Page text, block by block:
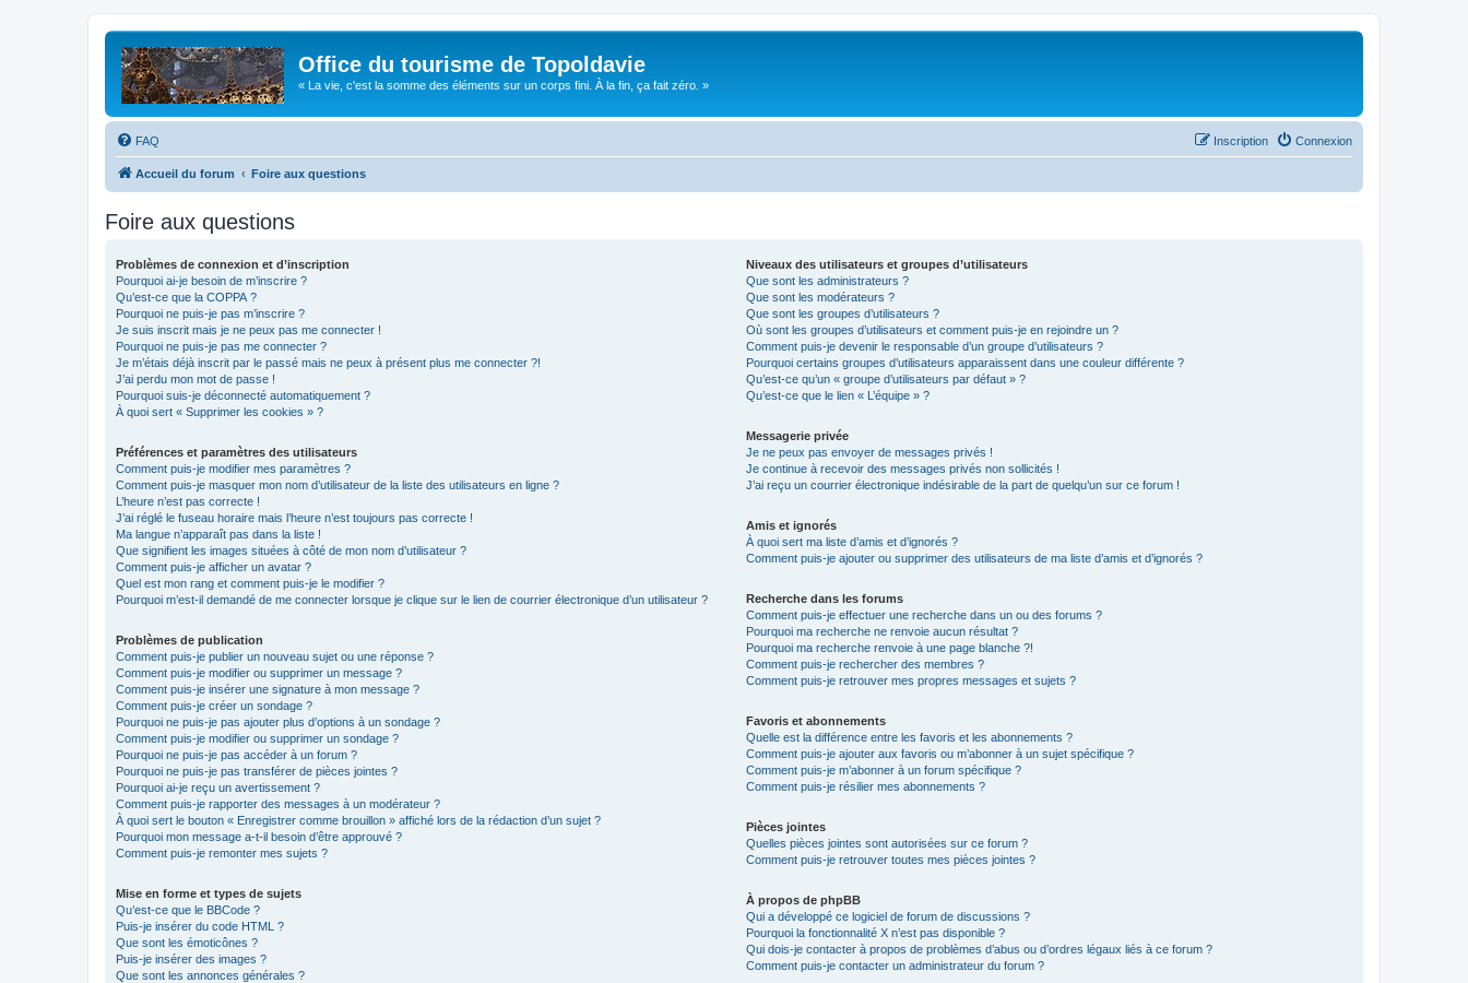
Office du tourisme de Topoldavie
« La vie, c'est la somme des éléments sur un corps fini. À la fin, ça fait zéro. »
FAQ Connexion
Inscription
Accueil du forum Foire aux questions
Foire aux questions
Problèmes de connexion et d’inscription
Pourquoi ai-je besoin de m’inscrire ?
Qu’est-ce que la COPPA ?
Pourquoi ne puis-je pas m’inscrire ?
Je suis inscrit mais je ne peux pas me connecter !
Pourquoi ne puis-je pas me connecter ?
Je m’étais déjà inscrit par le passé mais ne peux à présent plus me connecter ?!
J’ai perdu mon mot de passe !
Pourquoi suis-je déconnecté automatiquement ?
À quoi sert « Supprimer les cookies » ?
Préférences et paramètres des utilisateurs
Comment puis-je modifier mes paramètres ?
Comment puis-je masquer mon nom d’utilisateur de la liste des utilisateurs en ligne ?
L’heure n’est pas correcte !
J’ai réglé le fuseau horaire mais l’heure n’est toujours pas correcte !
Ma langue n’apparaît pas dans la liste !
Que signifient les images situées à côté de mon nom d’utilisateur ?
Comment puis-je afficher un avatar ?
Quel est mon rang et comment puis-je le modifier ?
Pourquoi m’est-il demandé de me connecter lorsque je clique sur le lien de courrier électronique d’un utilisateur ?
Problèmes de publication
Comment puis-je publier un nouveau sujet ou une réponse ?
Comment puis-je modifier ou supprimer un message ?
Comment puis-je insérer une signature à mon message ?
Comment puis-je créer un sondage ?
Pourquoi ne puis-je pas ajouter plus d’options à un sondage ?
Comment puis-je modifier ou supprimer un sondage ?
Pourquoi ne puis-je pas accéder à un forum ?
Pourquoi ne puis-je pas transférer de pièces jointes ?
Pourquoi ai-je reçu un avertissement ?
Comment puis-je rapporter des messages à un modérateur ?
À quoi sert le bouton « Enregistrer comme brouillon » affiché lors de la rédaction d’un sujet ?
Pourquoi mon message a-t-il besoin d’être approuvé ?
Comment puis-je remonter mes sujets ?
Mise en forme et types de sujets
Qu’est-ce que le BBCode ?
Puis-je insérer du code HTML ?
Que sont les émoticônes ?
Puis-je insérer des images ?
Que sont les annonces générales ?
Niveaux des utilisateurs et groupes d’utilisateurs
Que sont les administrateurs ?
Que sont les modérateurs ?
Que sont les groupes d’utilisateurs ?
Où sont les groupes d’utilisateurs et comment puis-je en rejoindre un ?
Comment puis-je devenir le responsable d’un groupe d’utilisateurs ?
Pourquoi certains groupes d’utilisateurs apparaissent dans une couleur différente ?
Qu’est-ce qu’un « groupe d’utilisateurs par défaut » ?
Qu’est-ce que le lien « L’équipe » ?
Messagerie privée
Je ne peux pas envoyer de messages privés !
Je continue à recevoir des messages privés non sollicités !
J’ai reçu un courrier électronique indésirable de la part de quelqu’un sur ce forum !
Amis et ignorés
À quoi sert ma liste d’amis et d’ignorés ?
Comment puis-je ajouter ou supprimer des utilisateurs de ma liste d’amis et d’ignorés ?
Recherche dans les forums
Comment puis-je effectuer une recherche dans un ou des forums ?
Pourquoi ma recherche ne renvoie aucun résultat ?
Pourquoi ma recherche renvoie à une page blanche ?!
Comment puis-je rechercher des membres ?
Comment puis-je retrouver mes propres messages et sujets ?
Favoris et abonnements
Quelle est la différence entre les favoris et les abonnements ?
Comment puis-je ajouter aux favoris ou m’abonner à un sujet spécifique ?
Comment puis-je m’abonner à un forum spécifique ?
Comment puis-je résilier mes abonnements ?
Pièces jointes
Quelles pièces jointes sont autorisées sur ce forum ?
Comment puis-je retrouver toutes mes pièces jointes ?
À propos de phpBB
Qui a développé ce logiciel de forum de discussions ?
Pourquoi la fonctionnalité X n’est pas disponible ?
Qui dois-je contacter à propos de problèmes d’abus ou d’ordres légaux liés à ce forum ?
Comment puis-je contacter un administrateur du forum ?